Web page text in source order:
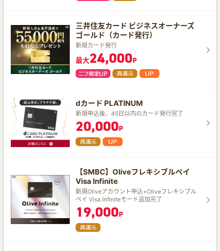
三井住友カード ビジネスオーナーズ
ゴールド（カード発行）
新規カード発行
最大24,000P
dカード PLATINUM
新規申込後、45日以内のカード発行完了
20,000P
【SMBC】Oliveフレキシブルペイ
Visa Infinite
新規Oliveアカウント申込+Oliveフレキシブル
ペイ Visa Infiniteモード追加完了
19,000P